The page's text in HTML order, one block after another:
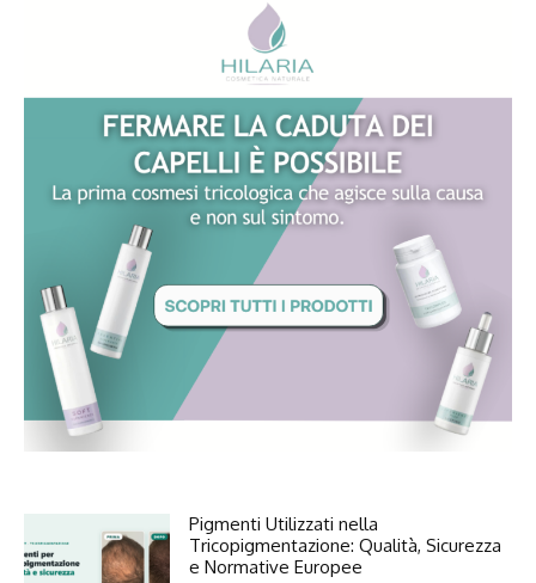
Pigmenti Utilizzati nella
Tricopigmentazione: Qualità, Sicurezza
e Normative Europee